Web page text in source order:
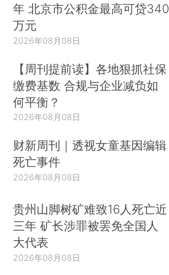
年 北京市公积金最高可贷340
万元
2026年08月08日
【周刊提前读】各地狠抓社保
缴费基数 合规与企业减负如
何平衡？
2026年08月08日
财新周刊｜透视女童基因编辑
死亡事件
2026年08月08日
贵州山脚树矿难致16人死亡近
三年 矿长涉罪被罢免全国人
大代表
2026年08月08日